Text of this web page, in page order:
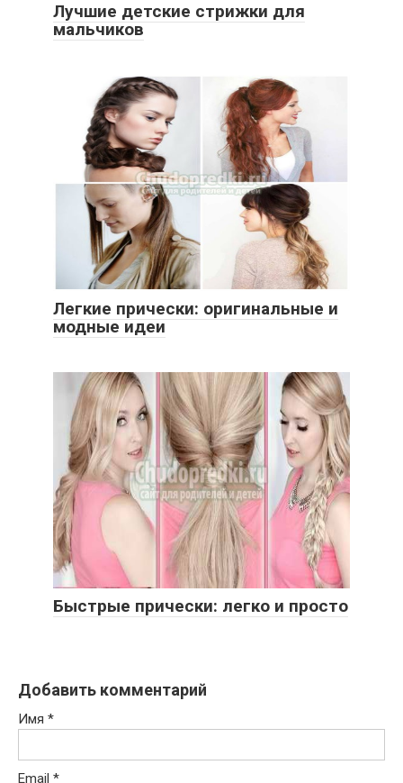
Лучшие детские стрижки для
мальчиков
Легкие прически: оригинальные и
модные идеи
Быстрые прически: легко и просто
Добавить комментарий
Имя *
Email *